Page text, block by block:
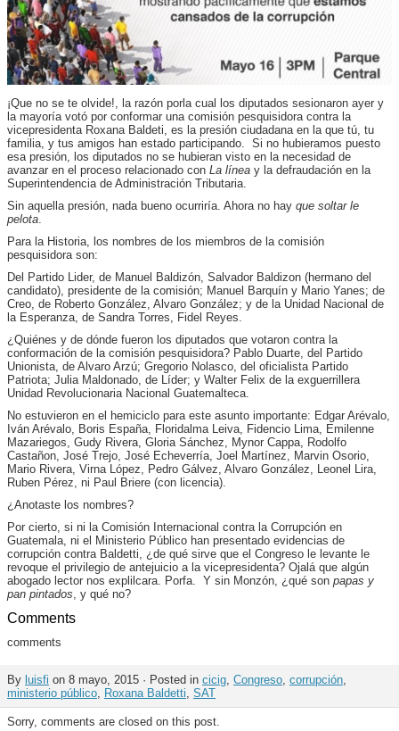
¡Que no se te olvide!, la razón porla cual los diputados sesionaron ayer y
la mayoría votó por conformar una comisión pesquisidora contra la
vicepresidenta Roxana Baldeti, es la presión ciudadana en la que tú, tu
familia, y tus amigos han estado participando. Si no hubieramos puesto
esa presión, los diputados no se hubieran visto en la necesidad de
avanzar en el proceso relacionado con La línea y la defraudación en la
Superintendencia de Administración Tributaria.
Sin aquella presión, nada bueno ocurriría. Ahora no hay que soltar le
pelota.
Para la Historia, los nombres de los miembros de la comisión
pesquisidora son:
Del Partido Lider, de Manuel Baldizón, Salvador Baldizon (hermano del
candidato), presidente de la comisión; Manuel Barquín y Mario Yanes; de
Creo, de Roberto González, Alvaro González; y de la Unidad Nacional de
la Esperanza, de Sandra Torres, Fidel Reyes.
¿Quiénes y de dónde fueron los diputados que votaron contra la
conformación de la comisión pesquisidora? Pablo Duarte, del Partido
Unionista, de Alvaro Arzú; Gregorio Nolasco, del oficialista Partido
Patriota; Julia Maldonado, de Líder; y Walter Felix de la exguerrillera
Unidad Revolucionaria Nacional Guatemalteca.
No estuvieron en el hemiciclo para este asunto importante: Edgar Arévalo,
Iván Arévalo, Boris España, Floridalma Leiva, Fidencio Lima, Emilenne
Mazariegos, Gudy Rivera, Gloria Sánchez, Mynor Cappa, Rodolfo
Castañon, José Trejo, José Echeverría, Joel Martínez, Marvin Osorio,
Mario Rivera, Virna López, Pedro Gálvez, Alvaro González, Leonel Lira,
Ruben Pérez, ni Paul Briere (con licencia).
¿Anotaste los nombres?
Por cierto, si ni la Comisión Internacional contra la Corrupción en
Guatemala, ni el Ministerio Público han presentado evidencias de
corrupción contra Baldetti, ¿de qué sirve que el Congreso le levante le
revoque el privilegio de antejuicio a la vicepresidenta? Ojalá que algún
abogado lector nos explilcara. Porfa. Y sin Monzón, ¿qué son papas y
pan pintados, y qué no?
Comments
comments
By luisfi on 8 mayo, 2015 · Posted in cicig, Congreso, corrupción,
ministerio público, Roxana Baldetti, SAT
Sorry, comments are closed on this post.